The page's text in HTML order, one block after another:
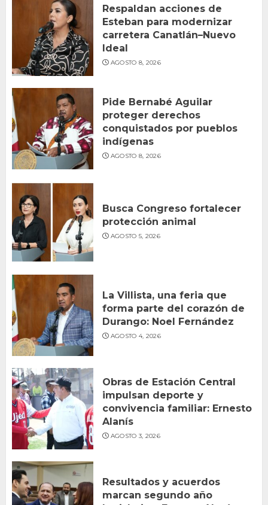
Respaldan acciones de
Esteban para modernizar
carretera Canatlán–Nuevo
Ideal
AGOSTO 8, 2026
Pide Bernabé Aguilar
proteger derechos
conquistados por pueblos
indígenas
AGOSTO 8, 2026
Busca Congreso fortalecer
protección animal
AGOSTO 5, 2026
La Villista, una feria que
forma parte del corazón de
Durango: Noel Fernández
AGOSTO 4, 2026
Obras de Estación Central
impulsan deporte y
convivencia familiar: Ernesto
Alanís
AGOSTO 3, 2026
Resultados y acuerdos
marcan segundo año